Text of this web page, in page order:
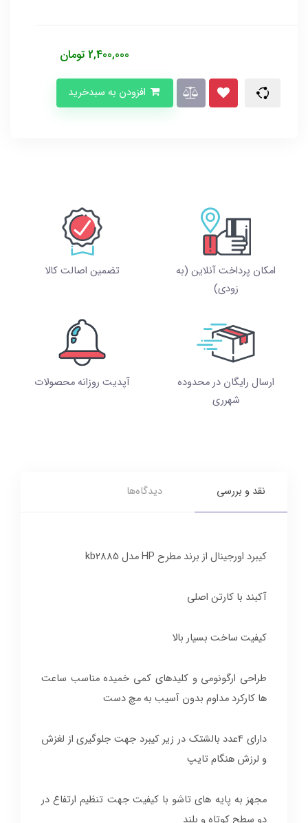
2,400,000تومان
امکان پرداخت آنلاین (به
زودی)
تضمین اصالت کالا
ارسال رایگان در محدوده
شهرری
آپدیت روزانه محصولات
نقد و بررسی دیدگاه‌ها
کیبرد اورجینال از برند مطرح HP مدل kb2885
آکبند با کارتن اصلی
کیفیت ساخت بسیار بالا
طراحی ارگونومی و کلیدهای کمی خمیده مناسب ساعت
ها کارکرد مداوم بدون آسیب به مچ دست
دارای 4عدد بالشتک در زیر کیبرد جهت جلوگیری از لغزش
و لرزش هنگام تایپ
مجهز به پایه های تاشو با کیفیت جهت تنظیم ارتفاع در